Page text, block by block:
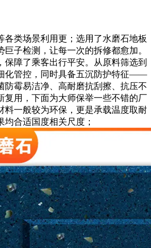
类场景利用更；选用了水磨石地板
巨子检测，让每一次的拆修都愈加。
保障了乘客出行平安。从原料筛选到
化管控，同时具备五沉防护特征——
防霉易洁净、高耐磨抗刮擦、抗压不
复用，下面为大师保举一些不错的厂
料一般较为环保，更是承载温度取耐
均合适国度相关尺度；